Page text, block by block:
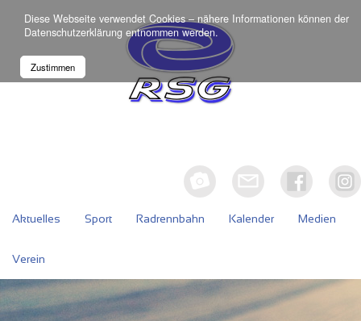
Diese Webseite verwendet Cookies – nähere Informationen können der
Datenschutzerklärung entnommen werden.
Zustimmen
Aktuelles Sport Radrennbahn Kalender Medien
Verein